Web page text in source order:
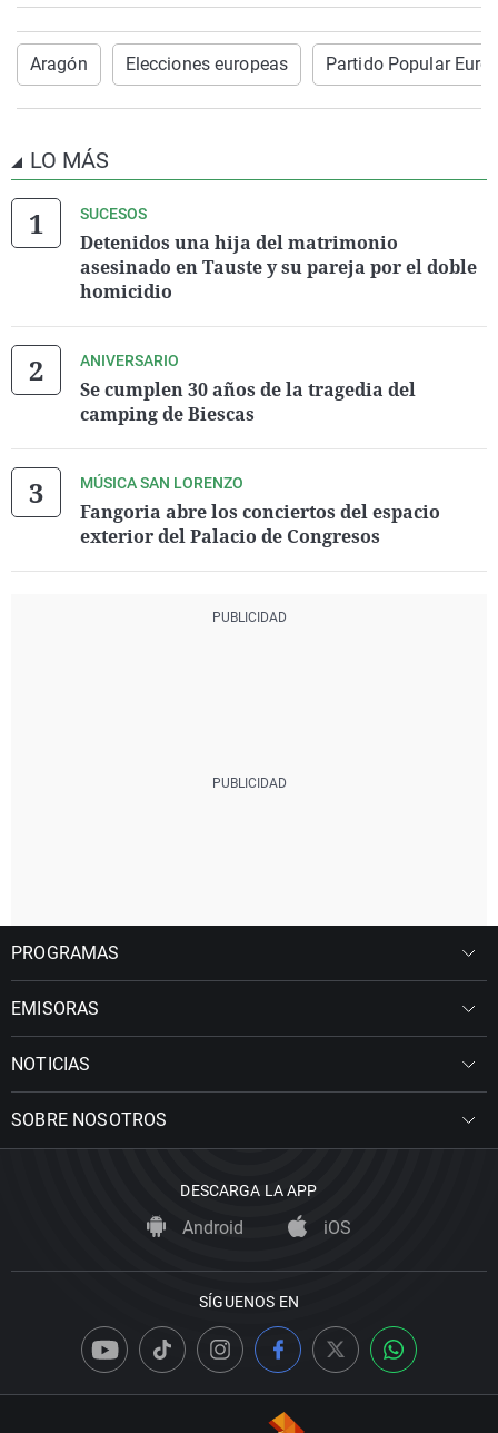
Aragón Elecciones europeas Partido Popular
LO MÁS
SUCESOS
Detenidos una hija del matrimonio
asesinado en Tauste y su pareja por el doble
homicidio
ANIVERSARIO
Se cumplen 30 años de la tragedia del
camping de Biescas
MÚSICA SAN LORENZO
Fangoria abre los conciertos del espacio
exterior del Palacio de Congresos
PROGRAMAS
EMISORAS
NOTICIAS
SOBRE NOSOTROS
DESCARGA LA APP
Android iOS
SÍGUENOS EN